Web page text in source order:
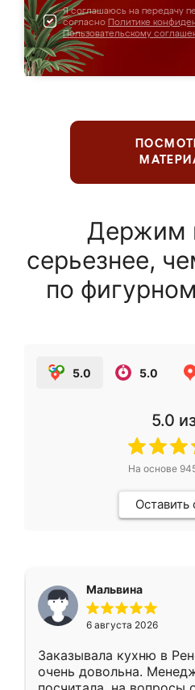
Я соглашаюсь на передачу
согласно Политике
Пользовательскому
Держим
серьезнее,
по
5.0 5.0
5.0
На основе
Оставить
Мальвина
6 августа 2026
Заказывала кухню в
очень довольна.